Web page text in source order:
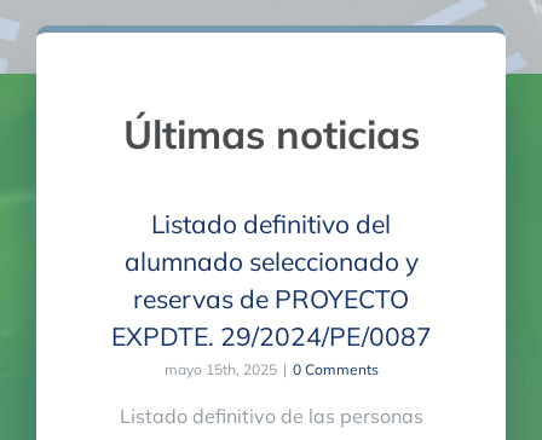
Últimas noticias
Listado definitivo del
alumnado seleccionado y
reservas de PROYECTO
EXPDTE. 29/2024/PE/0087
mayo 15th, 2025 | 0 Comments
Listado definitivo de las personas